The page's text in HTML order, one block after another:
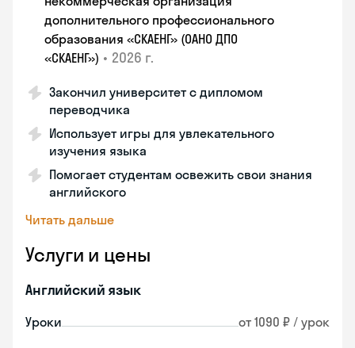
дополнительного профессионального
образования «СКАЕНГ» (ОАНО ДПО
«СКАЕНГ») • 2026 г.
Закончил университет с дипломом
переводчика
Использует игры для увлекательного
изучения языка
Помогает студентам освежить свои знания
английского
Читать дальше
Услуги и цены
Английский язык
Уроки от 1090 ₽ / урок